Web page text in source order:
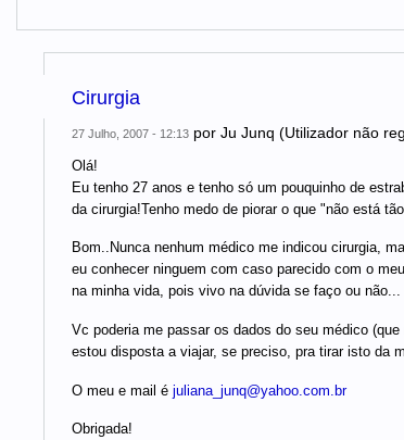
Cirurgia
27 Julho, 2007 - 12:13por Ju Junq (Utilizador não
Olá!
Eu tenho 27 anos e tenho só um pouquinho de
da cirurgia!Tenho medo de piorar o que "não está
Bom..Nunca nenhum médico me indicou cirurgia,
eu conhecer ninguem com caso parecido com o
na minha vida, pois vivo na dúvida se faço ou não...
Vc poderia me passar os dados do seu médico
estou disposta a viajar, se preciso, pra tirar isto da
O meu e mail é juliana_junq@yahoo.com.br
Obrigada!